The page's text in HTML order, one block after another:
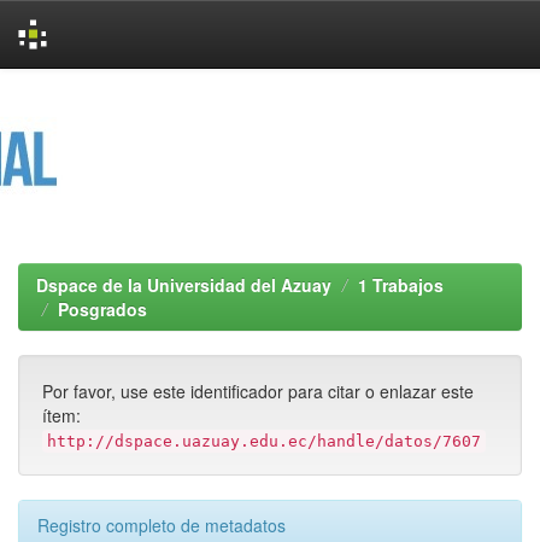
Dspace de la Universidad del Azuay
1 Trabajos
Posgrados
Por favor, use este identificador para citar o enlazar este
ítem:
http://dspace.uazuay.edu.ec/handle/datos/7607
Registro completo de metadatos